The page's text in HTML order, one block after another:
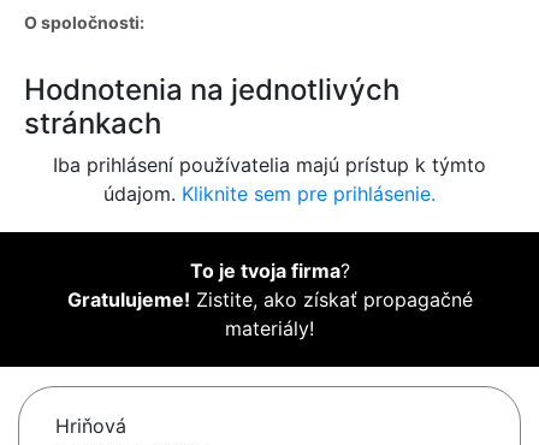
O spoločnosti:
Hodnotenia na jednotlivých
stránkach
Iba prihlásení používatelia majú prístup k týmto
údajom. Kliknite sem pre prihlásenie.
To je tvoja firma?
Gratulujeme! Zistite, ako získať propagačné
materiály!
Hriňová